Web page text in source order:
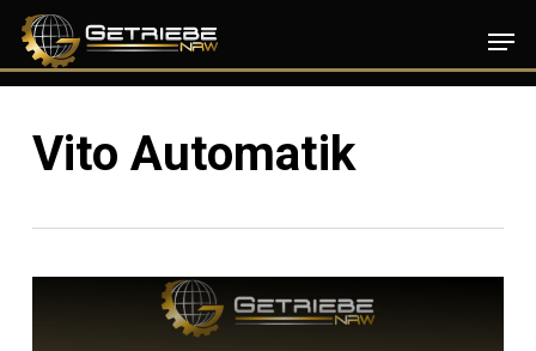
Skip
main
contentVito Automatik